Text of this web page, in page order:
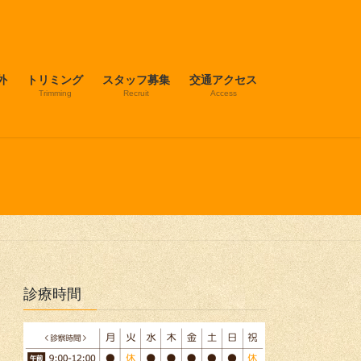
トリミング
Trimming
スタッフ募集
Recruit
交通アクセス
Access
診療時間